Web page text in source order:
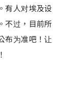
人对埃及设
不过，目前所
布为准吧！让